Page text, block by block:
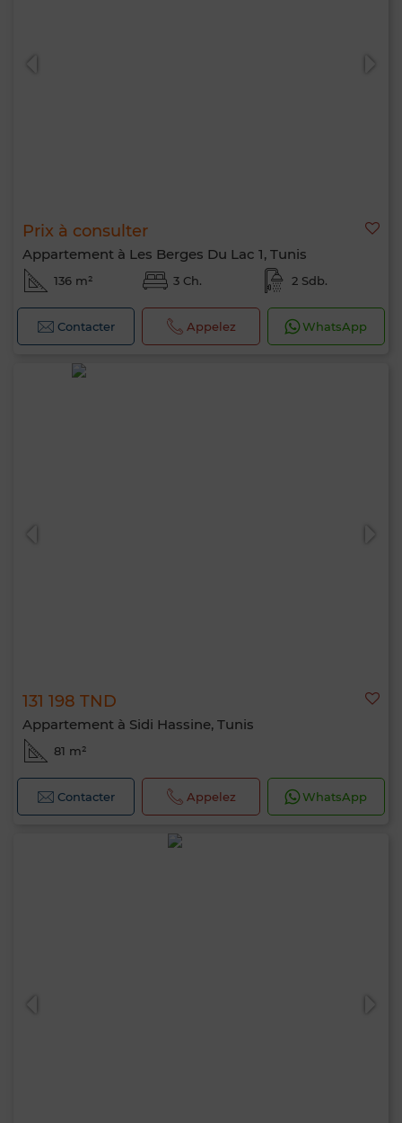
Prix à consulter
Appartement à Les Berges Du Lac 1, Tunis
136 m² 3 Ch. 2 Sdb.
Contacter Appelez WhatsApp
131 198 TND
Appartement à Sidi Hassine, Tunis
81 m²
Contacter Appelez WhatsApp